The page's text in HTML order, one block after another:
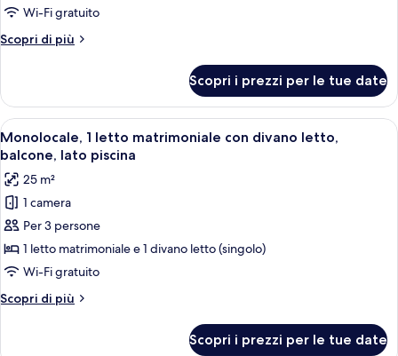
Deluxe,
camera
balcone
Wi-Fi gratuito
Scopri di più
Altri
Deluxe,
camera
da
balcone
Scopri i prezzi per le tue date
Apri
tutte
le
foto
per
Monolocale,
1
letto
matrimoniale
con
letto,
Un balcone con un tavolo in vetro,
15
Monolocale, 1 letto matrimoniale con divano letto,
balcone, lato piscina
25 m²
1 camera
Per 3 persone
1 letto matrimoniale e 1 divano letto (singolo)
Wi-Fi gratuito
Scopri di più
Altri
Scopri i prezzi per le tue date